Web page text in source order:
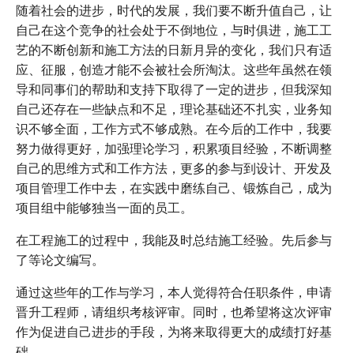
随着社会的进步，时代的发展，我们要不断升值自己，让
自己在这个竞争的社会处于不倒地位，与时俱进，施工工
艺的不断创新和施工方法的日新月异的变化，我们只有适
应、征服，创造才能不会被社会所淘汰。这些年虽然在领
导和同事们的帮助和支持下取得了一定的进步，但我深知
自己还存在一些缺点和不足，理论基础还不扎实，业务知
识不够全面，工作方式不够成熟。在今后的工作中，我要
努力做得更好，加强理论学习，积累项目经验，不断调整
自己的思维方式和工作方法，更多的参与到设计、开发及
项目管理工作中去，在实践中磨练自己、锻炼自己，成为
项目组中能够独当一面的员工。
在工程施工的过程中，我能及时总结施工经验。先后参与
了等论文编写。
通过这些年的工作与学习，本人觉得符合任职条件，申请
晋升工程师，请组织考核评审。同时，也希望将这次评审
作为促进自己进步的手段，为将来取得更大的成绩打好基